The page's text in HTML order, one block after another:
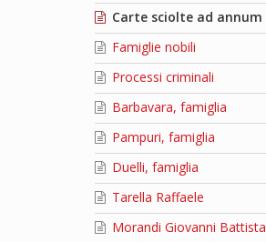
Carte sciolte ad annum
Famiglie nobili
Processi criminali
Barbavara, famiglia
Pampuri, famiglia
Duelli, famiglia
Tarella Raffaele
Morandi Giovanni Battista